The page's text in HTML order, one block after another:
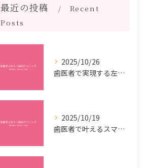
最近の投稿
Recent
Posts
2025/10/26
歯医者で実現する左右対称治療のポイントと矯正治療選びの疑問解決ガイド
2025/10/19
歯医者で叶えるスマイルメイクオーバーなら福岡県福岡市博多区博多駅前の最新矯正治療解説